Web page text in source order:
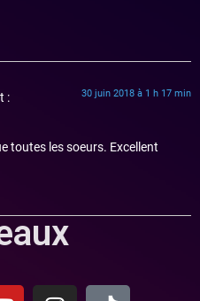
: 30 juin 2018 à 1 h 17 min
toutes les soeurs. Excellent